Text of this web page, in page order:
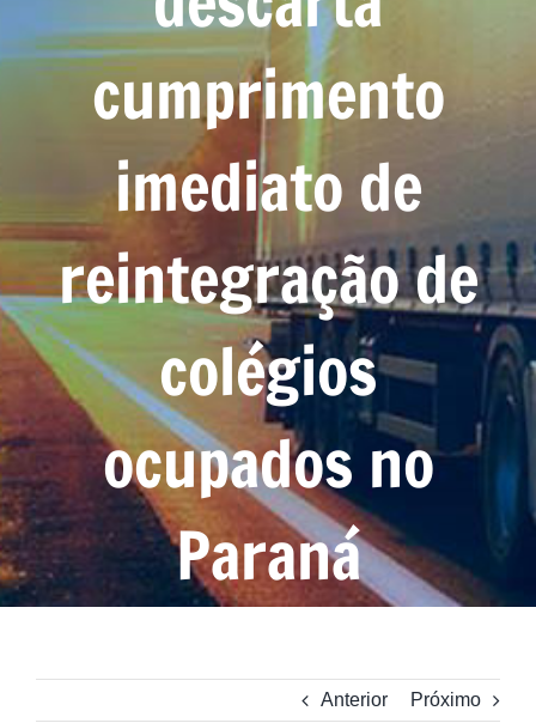
cumprimento
imediato de
reintegração de
colégios
ocupados no
Paraná
Anterior Próximo